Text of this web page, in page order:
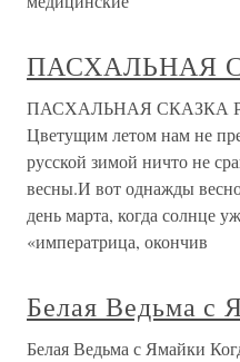
ПАСХАЛЬНАЯ
ПАСХАЛЬНАЯ СКАЗКА
Цветущим летом нам не
русской зимой ничто не
весны.И вот однажды
день марта, когда солнце
«императрица, окончив
Белая Ведьма с
Белая Ведьма с Ямайки